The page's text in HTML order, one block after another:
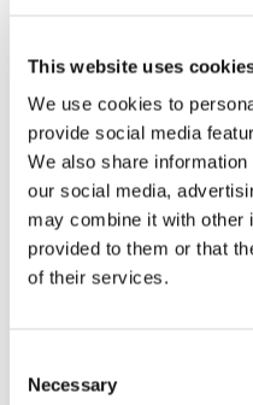
This website uses
We use cookies to
provide social media
We also share
our social media,
may combine it with other
provided to them or that
of their services.
Selection
Necessary
paldies viņa informātikas
skolēniem. Novēlam
sasniegumus!
SASNIEGUMI
See also